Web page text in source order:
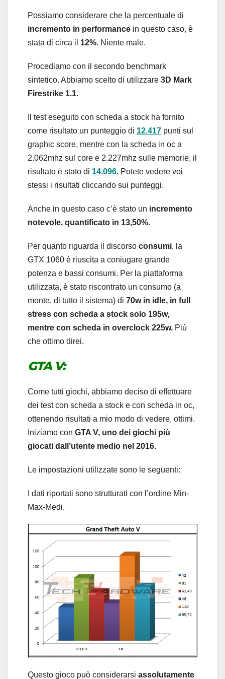
Possiamo considerare che la percentuale di
incremento in performance in questo caso, è
stata di circa il 12%. Niente male.
Procediamo con il secondo benchmark
sintetico. Abbiamo scelto di utilizzare 3D Mark
Firestrike 1.1.
Il test eseguito con scheda a stock ha fornito
come risultato un punteggio di 12.417 punti sul
graphic score, mentre con la scheda in oc a
2.062mhz sul core e 2.227mhz sulle memorie, il
risultato è stato di 14.096. Potete vedere voi
stessi i risultati cliccando sui punteggi.
Anche in questo caso c’è stato un incremento
notevole, quantificato in 13,50%.
Per quanto riguarda il discorso consumi, la
GTX 1060 è riuscita a coniugare grande
potenza e bassi consumi. Per la piattaforma
utilizzata, è stato riscontrato un consumo (a
monte, di tutto il sistema) di 70w in idle, in full
stress con scheda a stock solo 195w,
mentre con scheda in overclock 225w. Più
che ottimo direi.
GTA V:
Come tutti giochi, abbiamo deciso di effettuare
dei test con scheda a stock e con scheda in oc,
ottenendo risultati a mio modo di vedere, ottimi.
Iniziamo con GTA V, uno dei giochi più
giocati dall’utente medio nel 2016.
Le impostazioni utilizzate sono le seguenti:
I dati riportati sono strutturati con l’ordine Min-
Max-Medi.
Questo gioco può considerarsi assolutamente